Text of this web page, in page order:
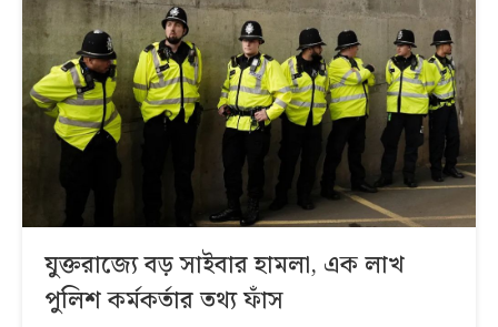
যুক্তরাজ্যে বড় সাইবার হামলা, এক লাখ
পুলিশ কর্মকর্তার তথ্য ফাঁস